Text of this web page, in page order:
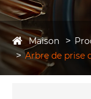
Maison
Arbre de prise